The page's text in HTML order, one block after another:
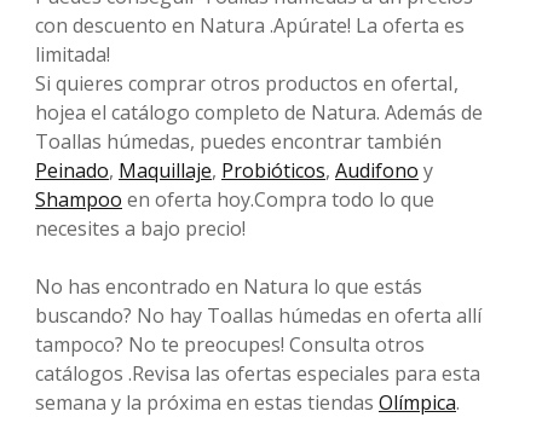
con descuento en Natura .Apúrate! La oferta es
limitada!
Si quieres comprar otros productos en ofertaI,
hojea el catálogo completo de Natura. Además de
Toallas húmedas, puedes encontrar también
Peinado, Maquillaje, Probióticos, Audifono y
Shampoo en oferta hoy.Compra todo lo que
necesites a bajo precio!
No has encontrado en Natura lo que estás
buscando? No hay Toallas húmedas en oferta allí
tampoco? No te preocupes! Consulta otros
catálogos .Revisa las ofertas especiales para esta
semana y la próxima en estas tiendas Olímpica.